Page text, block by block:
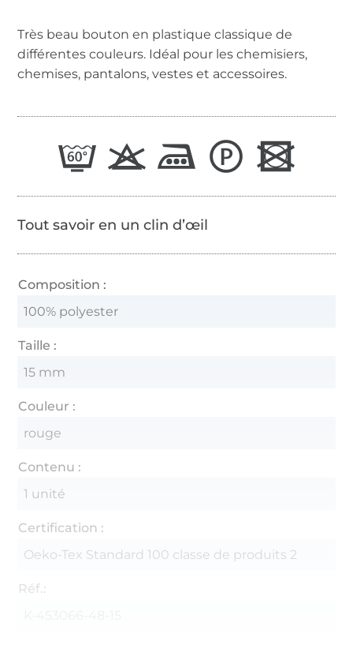
Très beau bouton en plastique classique de
différentes couleurs. Idéal pour les chemisiers,
chemises, pantalons, vestes et accessoires.
Tout savoir en un clin d’œil
Composition :
100% polyester
Taille :
15 mm
Couleur :
rouge
Contenu :
1 unité
Certification :
Oeko-Tex Standard 100 classe de produits 2
Réf.: